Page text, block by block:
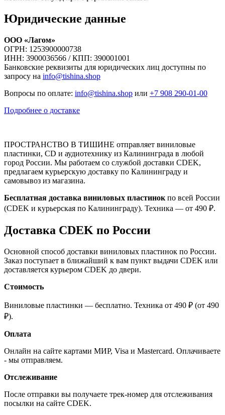
Юридические данные
ООО «Лагом»
ОГРН: 1253900000738
ИНН: 3900036566 / КПП: 390001001
Банковские реквизиты для юридических лиц доступны по
запросу на info@tishina.shop
Вопросы по оплате: info@tishina.shop или +7 908 290-01-00
Подробнее о доставке
ПРОСТРАНСТВО В ТИШИНЕ отправляет виниловые
пластинки, CD и аудиотехнику из Калининграда в любой
город России. Мы работаем со службой доставки CDEK,
предлагаем курьерскую доставку по Калининграду и
самовывоз из магазина.
Бесплатная доставка виниловых пластинок по всей России
(CDEK и курьерская по Калининграду). Техника — от 490 ₽.
Доставка CDEK по России
Основной способ доставки виниловых пластинок по России.
Заказ поступает в ближайший к вам пункт выдачи CDEK или
доставляется курьером CDEK до двери.
Стоимость
Виниловые пластинки — бесплатно. Техника от 490 ₽ (от 490
₽).
Оплата
Онлайн на сайте картами МИР, Visa и Mastercard. Оплачиваете
- мы отправляем.
Отслеживание
После отправки вы получаете трек-номер для отслеживания
посылки на сайте CDEK.